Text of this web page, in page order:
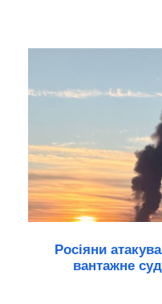
Росіяни
вантажне